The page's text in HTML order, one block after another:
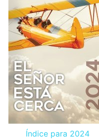
Índice para 2024